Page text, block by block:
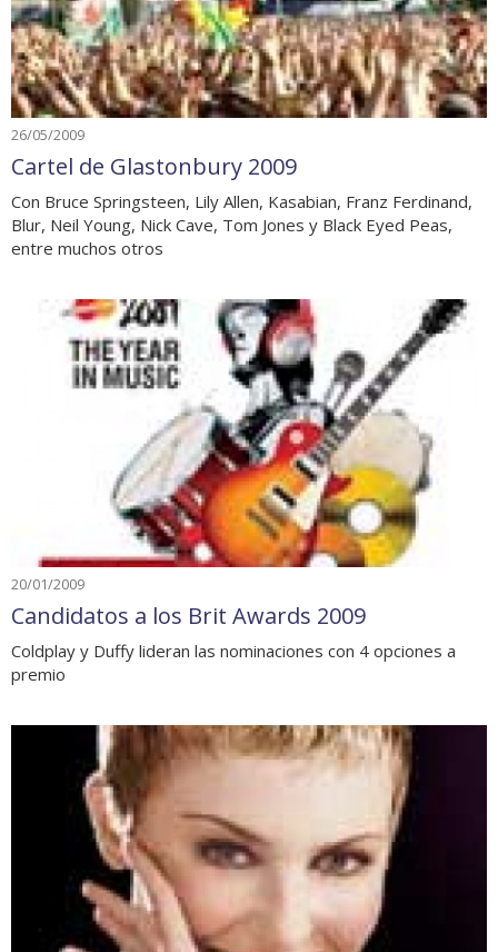
26/05/2009
Cartel de Glastonbury 2009
Con Bruce Springsteen, Lily Allen, Kasabian, Franz Ferdinand,
Blur, Neil Young, Nick Cave, Tom Jones y Black Eyed Peas,
entre muchos otros
20/01/2009
Candidatos a los Brit Awards 2009
Coldplay y Duffy lideran las nominaciones con 4 opciones a
premio